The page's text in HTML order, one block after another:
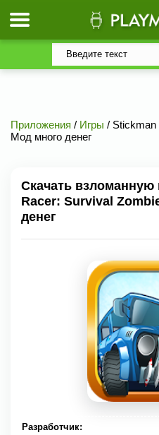
Приложения / Игры / Stickman
Мод много денег
Скачать
Racer: Survival
денег
Разработчик: